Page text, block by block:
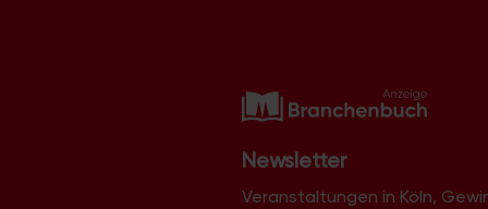
t
o
n
Newsletter
Veranstaltungen in Köln,